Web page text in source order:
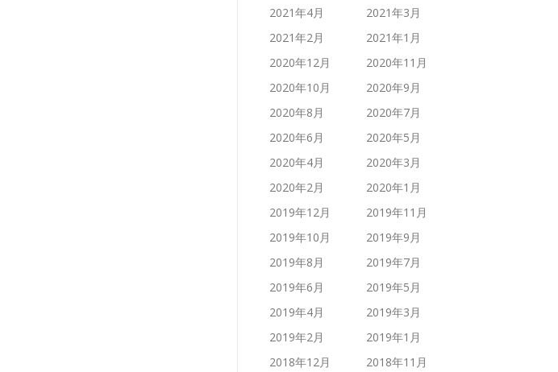
2021年4月
2021年3月
2021年2月
2021年1月
2020年12月
2020年11月
2020年10月
2020年9月
2020年8月
2020年7月
2020年6月
2020年5月
2020年4月
2020年3月
2020年2月
2020年1月
2019年12月
2019年11月
2019年10月
2019年9月
2019年8月
2019年7月
2019年6月
2019年5月
2019年4月
2019年3月
2019年2月
2019年1月
2018年12月
2018年11月